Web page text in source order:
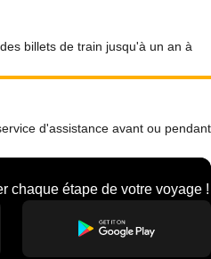
billets de train jusqu'à un an à
d'assistance avant ou pendant
chaque étape de votre voyage !